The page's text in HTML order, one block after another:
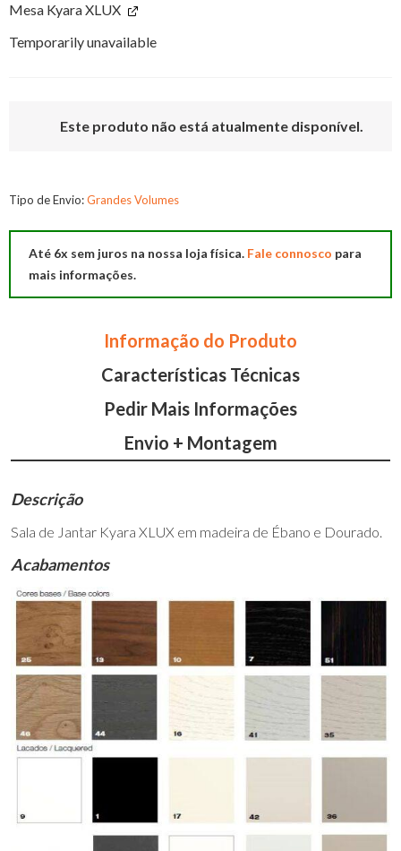
Mesa Kyara XLUX
Temporarily unavailable
Este produto não está atualmente disponível.
Tipo de Envio:Grandes Volumes
Até 6x sem juros na nossa loja física. Fale connosco para
mais informações.
Informação do Produto
Características Técnicas
Pedir Mais Informações
Envio + Montagem
Descrição
Sala de Jantar Kyara XLUX em madeira de Ébano e Dourado.
Acabamentos